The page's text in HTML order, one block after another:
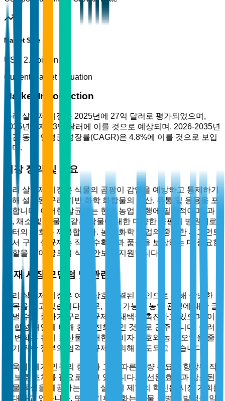
Market Size
USD 2.7 billion
Current Market Valuation
Market Introduction
구리 살균제 시장은 2025년에 27억 달러로 평가되었으며,
2035년까지 43억 달러에 이를 것으로 예상되며, 2026-2035년
기간 동안 연평균 성장률(CAGR)은 4.8%에 이를 것으로 보입
니다.
시장 정의 및 개요
구리 살균제 시장은 식물의 곰팡이 감염을 예방하고 통제하기
위해 설계된 구리 기반 화학 화합물의 생산, 유통 및 응용을 포
함합니다. 이러한 살균제는 현대 농업 관행에 필수적이며, 과
일, 채소 및 곡물과 같은 작물에 대한 다양한 곰팡이 병원체로
부터의 보호를 제공합니다. 농업 화학 산업의 중요한 세그먼트
로서 구리 살균제는 작물 수확량과 품질을 보장하는 데 중요한
역할을 하여 글로벌 식량 안보를 지원합니다.
현재 시장 모멘텀 및 관련성
구리 살균제 시장은 여러 상호 연결된 요인으로 인해 상당한
주목을 받고 있습니다. 주로, 지속 가능한 농업 관행에 대한 글
로벌 수요 증가가 구리 살균제의 채택을 촉진하고 있으며, 이
는 합성 대안에 비해 환경 친화적인 것으로 간주됩니다. 이러
한 변화는 유기 농산물에 대한 소비자 선호와 농업 오염을 줄
이기 위한 정부의 엄격한 규제에 의해 주도되고 있습니다.
더욱이, 세계 인구의 증가와 그에 따른 식량 수요는 향상된 작
물 보호 조치를 필요로 하고 있습니다. 개선된 효능과 감소된
식물 독성을 제공하는 구리 살균제 제형의 혁신은 시장 기회를
확대하고 있습니다. 또한, 기후 변화는 식물 질병의 발생을 악